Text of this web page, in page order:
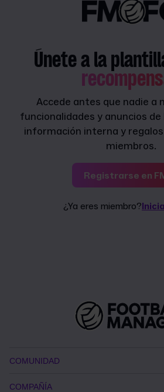
Únete a la
Accede antes que nadie a
funcionalidades y anuncios
información interna y
miembros.
Registrarse en
¿Ya eres miembro?
COMUNIDAD
COMPAÑÍA